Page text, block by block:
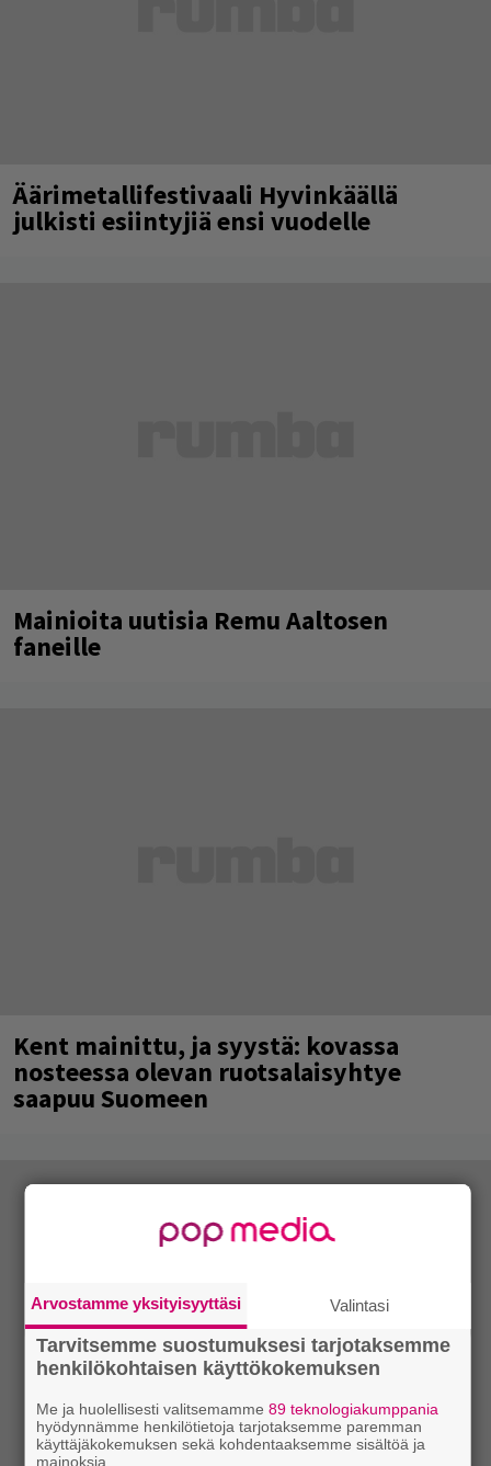
Äärimetallifestivaali Hyvinkäällä
julkisti esiintyjiä ensi vuodelle
Mainioita uutisia Remu Aaltosen
faneille
Kent mainittu, ja syystä: kovassa
nosteessa olevan ruotsalaisyhtye
saapuu Suomeen
Arvostamme yksityisyyttäsi Valintasi
Tarvitsemme suostumuksesi tarjotaksemme
henkilökohtaisen käyttökokemuksen
Me ja huolellisesti valitsemamme 89 teknologiakumppania
hyödynnämme henkilötietoja tarjotaksemme paremman
käyttäjäkokemuksen sekä kohdentaaksemme sisältöä ja
mainoksia.